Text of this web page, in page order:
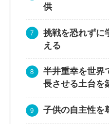
供
挑戦を恐れずに
える
半井重幸を世界
長させる土台を
子供の自主性を